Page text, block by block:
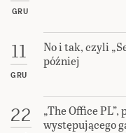
GRU
11
GRU
No i tak, czyli
później
22
„The Office
występującego